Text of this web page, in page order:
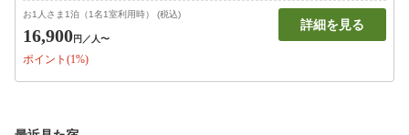
お1人さま1泊（1名1室利用時） (税込)
16,900円 ／人〜
ポイント(1%)
詳細を見る